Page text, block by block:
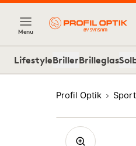
Menu
LifestyleBrillerBrilleglas
Profil Optik